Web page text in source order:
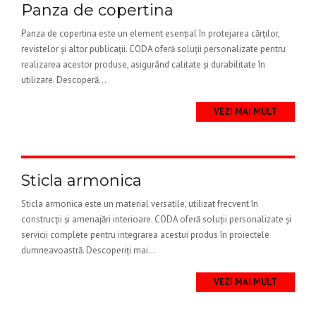
Panza de copertina
Panza de copertina este un element esențial în protejarea cărților,
revistelor și altor publicații. CODA oferă soluții personalizate pentru
realizarea acestor produse, asigurând calitate și durabilitate în
utilizare. Descoperă...
VEZI MAI MULT
Sticla armonica
Sticla armonica este un material versatile, utilizat frecvent în
construcții și amenajări interioare. CODA oferă soluții personalizate și
servicii complete pentru integrarea acestui produs în proiectele
dumneavoastră. Descoperiți mai...
VEZI MAI MULT